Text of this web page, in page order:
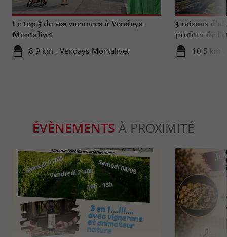
Le top 5 de vos vacances à Vendays-
Montalivet
8,9 km - Vendays-Montalivet
3 raisons
profiter de
10,5 km
ÉVÈNEMENTS À PROXIMITÉ